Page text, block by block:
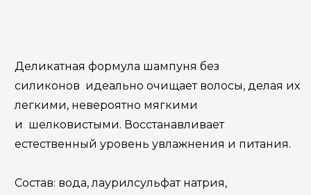
Деликатная формула шампуня без
силиконов идеально очищает волосы, делая их
легкими, невероятно мягкими
и шелковистыми. Восстанавливает
естественный уровень увлажнения и питания.
Состав: вода, лаурилсульфат натрия,